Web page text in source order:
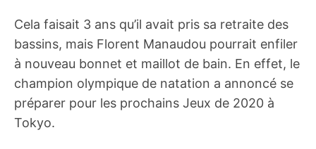
Cela faisait 3 ans qu’il avait pris sa retraite des
bassins, mais Florent Manaudou pourrait enfiler
à nouveau bonnet et maillot de bain. En effet, le
champion olympique de natation a annoncé se
préparer pour les prochains Jeux de 2020 à
Tokyo.